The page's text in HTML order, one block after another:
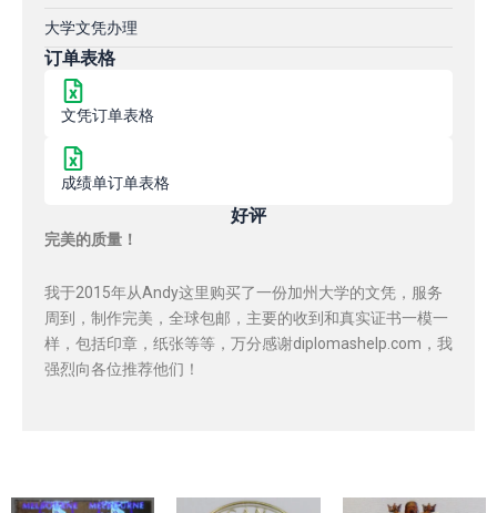
大学文凭办理
订单表格
文凭订单表格
成绩单订单表格
好评
完美的质量！
我于2015年从Andy这里购买了一份加州大学的文凭，服务
周到，制作完美，全球包邮，主要的收到和真实证书一模一
样，包括印章，纸张等等，万分感谢diplomashelp.com，我
强烈向各位推荐他们！